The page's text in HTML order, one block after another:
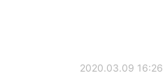
2020.03.09 16:26